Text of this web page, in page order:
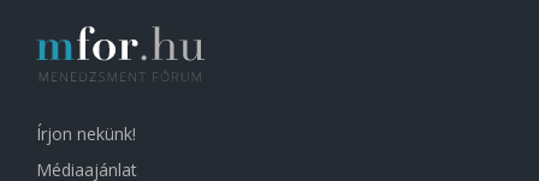
Írjon nekünk!
Médiaajánlat